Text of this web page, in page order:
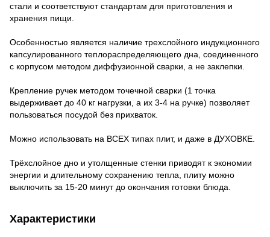
стали и соответствуют стандартам для приготовления и
хранения пищи.
Особенностью является наличие трехслойного индукционного
капсулированного теплораспределяющего дна, соединенного
с корпусом методом диффузионной сварки, а не заклепки.
Крепление ручек методом точечной сварки (1 точка
выдерживает до 40 кг нагрузки, а их 3-4 на ручке) позволяет
пользоваться посудой без прихваток.
Можно использовать на ВСЕХ типах плит, и даже в ДУХОВКЕ.
Трёхслойное дно и утолщенные стенки приводят к экономии
энергии и длительному сохранению тепла, плиту можно
выключить за 15-20 минут до окончания готовки блюда.
Характеристики